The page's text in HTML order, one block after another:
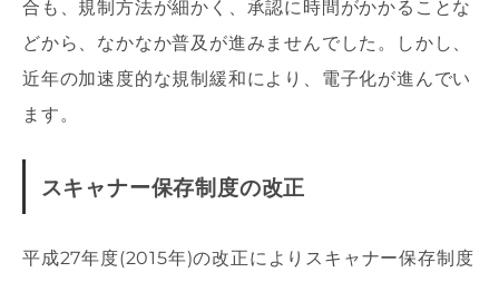
合も、規制方法が細かく、承認に時間がかかることな
どから、なかなか普及が進みませんでした。しかし、
近年の加速度的な規制緩和により、電子化が進んでい
ます。
スキャナー保存制度の改正
平成27年度(2015年)の改正によりスキャナー保存制度